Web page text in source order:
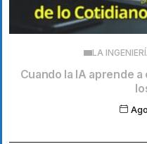
LA
Cuando la IA aprende